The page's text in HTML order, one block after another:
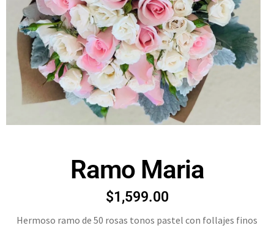
Ramo Maria
$1,599.00
Hermoso ramo de 50 rosas tonos pastel con follajes finos